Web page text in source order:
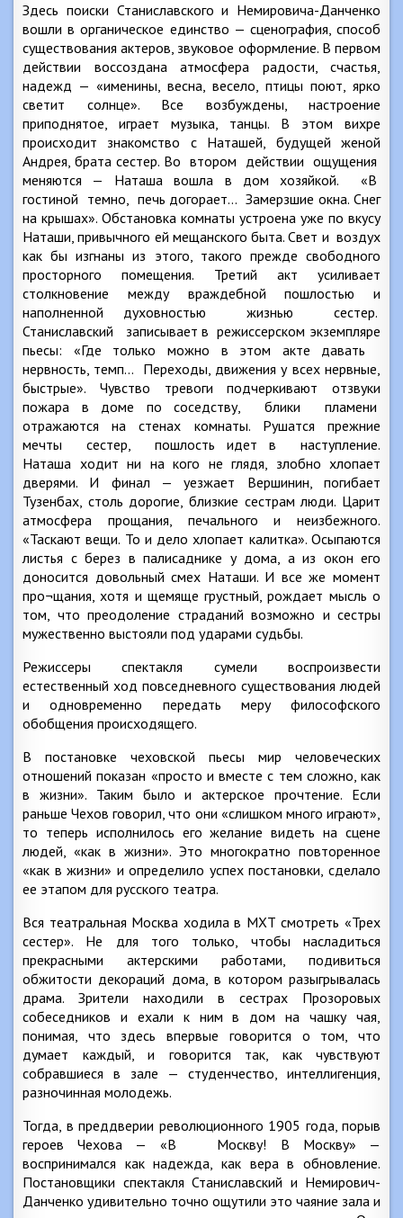
Здесь поиски Станиславского и Немировича-Данченко
вошли в органическое единство — сценография, способ
существования актеров, звуковое оформление. В первом
действии воссоздана атмосфера радости, счастья,
надежд — «именины, весна, весело, птицы поют, ярко
светит солнце». Все возбуждены, настроение
приподнятое, играет музыка, танцы. В этом вихре
происходит знакомство с Наташей, будущей женой
Андрея, брата сестер. Во втором действии ощущения
меняются — Наташа вошла в дом хозяйкой. «В
гостиной темно, печь догорает… Замерзшие окна. Снег
на крышах». Обстановка комнаты устроена уже по вкусу
Наташи, привычного ей мещанского быта. Свет и воздух
как бы изгнаны из этого, такого прежде свободного
просторного помещения. Третий акт усиливает
столкновение между враждебной пошлостью и
наполненной духовностью жизнью сестер.
Станиславский записывает в режиссерском экземпляре
пьесы: «Где только можно в этом акте давать
нервность, темп… Переходы, движения у всех нервные,
быстрые». Чувство тревоги подчеркивают отзвуки
пожара в доме по соседству, блики пламени
отражаются на стенах комнаты. Рушатся прежние
мечты сестер, пошлость идет в наступление.
Наташа ходит ни на кого не глядя, злобно хлопает
дверями. И финал — уезжает Вершинин, погибает
Тузенбах, столь дорогие, близкие сестрам люди. Царит
атмосфера прощания, печального и неизбежного.
«Таскают вещи. То и дело хлопает калитка». Осыпаются
листья с берез в палисаднике у дома, а из окон его
доносится довольный смех Наташи. И все же момент
про¬щания, хотя и щемяще грустный, рождает мысль о
том, что преодоление страданий возможно и сестры
мужественно выстояли под ударами судьбы.
Режиссеры спектакля сумели воспроизвести
естественный ход повседневного существования людей
и одновременно передать меру философского
обобщения происходящего.
В постановке чеховской пьесы мир человеческих
отношений показан «просто и вместе с тем сложно, как
в жизни». Таким было и актерское прочтение. Если
раньше Чехов говорил, что они «слишком много играют»,
то теперь исполнилось его желание видеть на сцене
людей, «как в жизни». Это многократно повторенное
«как в жизни» и определило успех постановки, сделало
ее этапом для русского театра.
Вся театральная Москва ходила в МХТ смотреть «Трех
сестер». Не для того только, чтобы насладиться
прекрасными актерскими работами, подивиться
обжитости декораций дома, в котором разыгрывалась
драма. Зрители находили в сестрах Прозоровых
собеседников и ехали к ним в дом на чашку чая,
понимая, что здесь впервые говорится о том, что
думает каждый, и говорится так, как чувствуют
собравшиеся в зале — студенчество, интеллигенция,
разночинная молодежь.
Тогда, в преддверии революционного 1905 года, порыв
героев Чехова — «В Москву! В Москву» —
воспринимался как надежда, как вера в обновление.
Постановщики спектакля Станиславский и Немирович-
Данченко удивительно точно ощутили это чаяние зала и